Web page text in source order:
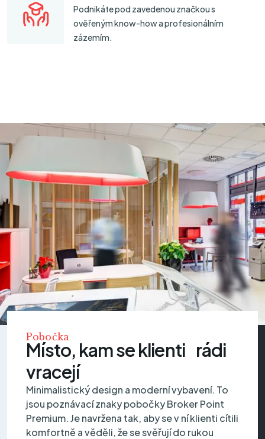
Podnikáte pod zavedenou značkou s
ověřeným know-how a profesionálním
zázemím.
Pobočka
Místo, kam se klienti rádi
vracejí
Minimalistický design a moderní vybavení. To
jsou poznávací znaky pobočky Broker Point
Premium. Je navržena tak, aby se v ní klienti cítili
komfortně a věděli, že se svěřují do rukou